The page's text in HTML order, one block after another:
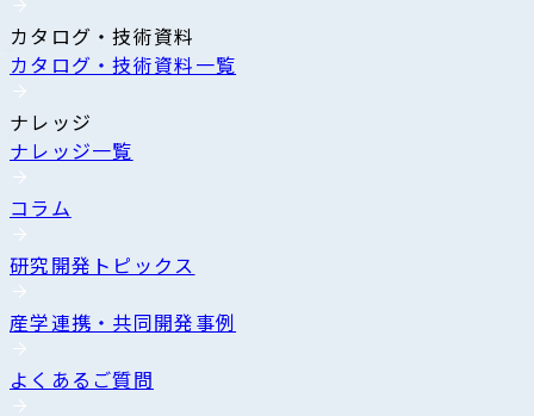
カタログ・技術資料
カタログ・技術資料一覧
ナレッジ
ナレッジ一覧
コラム
研究開発トピックス
産学連携・共同開発事例
よくあるご質問